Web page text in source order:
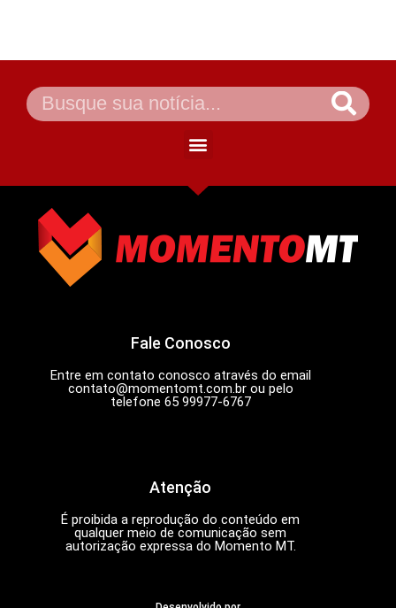
Fale Conosco
Entre em contato conosco através do email
contato@momentomt.com.brou pelo
telefone 65 99977-6767
Atenção
É proibida a reprodução do conteúdo em
qualquer meio de comunicação sem
autorização expressa do Momento MT.